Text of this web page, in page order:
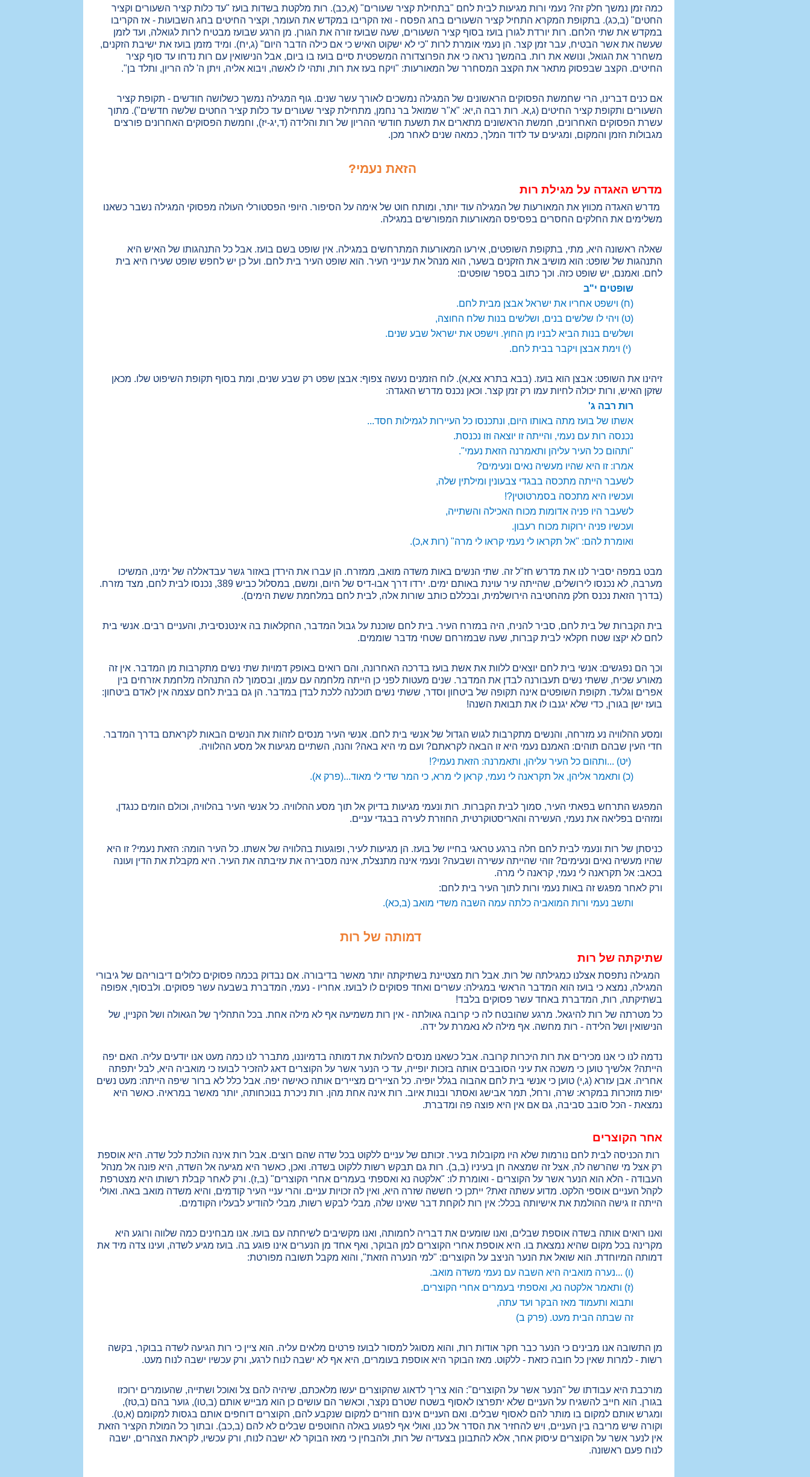
כמה זמן נמשך חלק זה? נעמי ורות מגיעות לבית לחם "בתחילת קציר שעורים" (א,כב). רות מלקטת בשדות בועז "עד כלות קציר השעורים וקציר
החטים" (ב,כג). בתקופת המקרא התחיל קציר השעורים בחג הפסח - ואז הקריבו במקדש את העומר, וקציר החיטים בחג השבועות - אז הקריבו
במקדש את שתי הלחם. רות יורדת לגורן בועז בסוף קציר השעורים, שעה שבועז זורה את הגורן. מן הרגע שבועז מבטיח לרות לגואלה, ועד לזמן
שעשה את אשר הבטיח, עבר זמן קצר. הן נעמי אומרת לרות "כי לא ישקוט האיש כי אם כילה הדבר היום" (ג,יח). ומיד מזמן בועז את ישיבת הזקנים,
משחרר את הגואל, ונושא את רות. בהמשך נראה כי את הפרוצדורה המשפטית סיים בועז בו ביום, אבל הנישואין עם רות נדחו עד סוף קציר
החיטים. הקצב שבפסוק מתאר את הקצב המסחרר של המאורעות: "ויקח בעז את רות, ותהי לו לאשה, ויבוא אליה, ויתן ה' לה הריון, ותלד בן".
אם כנים דברינו, הרי שחמשת הפסוקים הראשונים של המגילה נמשכים לאורך עשר שנים. גוף המגילה נמשך כשלושה חודשים - תקופת קציר
השעורים ותקופת קציר החיטים (ג,א. רות רבה ה,יא: "א"ר שמואל בר נחמן, מתחילת קציר שעורים עד כלות קציר החטים שלשה חדשים"). מתוך
עשרת הפסוקים האחרונים, חמשת הראשונים מתארים את תשעת חודשי ההריון של רות והלידה (ד,יג-יז), וחמשת הפסוקים האחרונים פורצים
מגבולות הזמן והמקום, ומגיעים עד לדוד המלך, כמאה שנים לאחר מכן.
הזאת נעמי?
מדרש האגדה על מגילת רות
מדרש האגדה מכווץ את המאורעות של המגילה עוד יותר, ומותח חוט של אימה על הסיפור. היופי הפסטורלי העולה מפסוקי המגילה נשבר כשאנו
משלימים את החלקים החסרים בפסיפס המאורעות המפורשים במגילה.
שאלה ראשונה היא, מתי, בתקופת השופטים, אירעו המאורעות המתרחשים במגילה. אין שופט בשם בועז. אבל כל התנהגותו של האיש היא
התנהגות של שופט: הוא מושיב את הזקנים בשער, הוא מנהל את ענייני העיר. הוא שופט העיר בית לחם. ועל כן יש לחפש שופט שעירו היא בית
לחם. ואמנם, יש שופט כזה. וכך כתוב בספר שופטים:
שופטים י"ב
(ח) וישפט אחריו את ישראל אבצן מבית לחם.
(ט) ויהי לו שלשים בנים, ושלשים בנות שלח החוצה,
ושלשים בנות הביא לבניו מן החוץ. וישפט את ישראל שבע שנים.
(י) וימת אבצן ויקבר בבית לחם.
זיהינו את השופט: אבצן הוא בועז. (בבא בתרא צא,א). לוח הזמנים נעשה צפוף: אבצן שפט רק שבע שנים, ומת בסוף תקופת השיפוט שלו. מכאן
שזקן האיש, ורות יכולה לחיות עמו רק זמן קצר. וכאן נכנס מדרש האגדה:
רות רבה ג'
אשתו של בועז מתה באותו היום, ונתכנסו כל העיירות לגמילות חסד...
נכנסה רות עם נעמי, והייתה זו יוצאה וזו נכנסת.
"ותהום כל העיר עליהן ותאמרנה הזאת נעמי".
אמרו: זו היא שהיו מעשיה נאים ונעימים?
לשעבר הייתה מתכסה בבגדי צבעונין ומילתין שלה,
ועכשיו היא מתכסה בסמרטוטין?!
לשעבר היו פניה אדומות מכוח האכילה והשתייה,
ועכשיו פניה ירוקות מכוח רעבון.
ואומרת להם: "אל תקראו לי נעמי קראו לי מרה" (רות א,כ).
מבט במפה יסביר לנו את מדרש חז"ל זה. שתי הנשים באות משדה מואב, ממזרח. הן עברו את הירדן באזור גשר עבדאללה של ימינו, המשיכו
מערבה, לא נכנסו לירושלים, שהייתה עיר עוינת באותם ימים. ירדו דרך אבו-דיס של היום, ומשם, במסלול כביש 389, נכנסו לבית לחם, מצד מזרח.
(בדרך הזאת נכנס חלק מהחטיבה הירושלמית, ובכללם כותב שורות אלה, לבית לחם במלחמת ששת הימים).
בית הקברות של בית לחם, סביר להניח, היה במזרח העיר. בית לחם שוכנת על גבול המדבר, החקלאות בה אינטנסיבית, והעניים רבים. אנשי בית
לחם לא יקצו שטח חקלאי לבית קברות, שעה שבמזרחם שטחי מדבר שוממים.
וכך הם נפגשים: אנשי בית לחם יוצאים ללוות את אשת בועז בדרכה האחרונה, והם רואים באופק דמויות שתי נשים מתקרבות מן המדבר. אין זה
מאורע שכיח, ששתי נשים תעבורנה לבדן את המדבר. שנים מעטות לפני כן הייתה מלחמה עם עמון, ובסמוך לה התנהלה מלחמת אזרחים בין
אפרים וגלעד. תקופת השופטים אינה תקופה של ביטחון וסדר, ששתי נשים תוכלנה ללכת לבדן במדבר. הן גם בבית לחם עצמה אין לאדם ביטחון:
בועז ישן בגורן, כדי שלא יגנבו לו את תבואת השנה!
ומסע ההלוויה נע מזרחה, והנשים מתקרבות לגוש הגדול של אנשי בית לחם. אנשי העיר מנסים לזהות את הנשים הבאות לקראתם בדרך המדבר.
חדי העין שבהם תוהים: האמנם נעמי היא זו הבאה לקראתם? ועם מי היא באה? והנה, השתיים מגיעות אל מסע ההלוויה.
(יט) ...ותהום כל העיר עליהן, ותאמרנה: הזאת נעמי?!
(כ) ותאמר אליהן, אל תקראנה לי נעמי, קראן לי מרא, כי המר שדי לי מאוד...(פרק א).
המפגש התרחש בפאתי העיר, סמוך לבית הקברות. רות ונעמי מגיעות בדיוק אל תוך מסע ההלוויה. כל אנשי העיר בהלוויה, וכולם הומים כנגדן,
ומזהים בפליאה את נעמי, העשירה והאריסטוקרטית, החוזרת לעירה בבגדי עניים.
כניסתן של רות ונעמי לבית לחם חלה ברגע טראגי בחייו של בועז. הן מגיעות לעיר, ופוגעות בהלוויה של אשתו. כל העיר הומה: הזאת נעמי? זו היא
שהיו מעשיה נאים ונעימים? זוהי שהייתה עשירה ושבעה? ונעמי אינה מתנצלת, אינה מסבירה את עזיבתה את העיר. היא מקבלת את הדין ועונה
בכאב: אל תקראנה לי נעמי, קראנה לי מרה.
ורק לאחר מפגש זה באות נעמי ורות לתוך העיר בית לחם:
ותשב נעמי ורות המואביה כלתה עמה השבה משדי מואב (ב,כא).
דמותה של רות
שתיקתה של רות
המגילה נתפסת אצלנו כמגילתה של רות. אבל רות מצטיינת בשתיקתה יותר מאשר בדיבורה. אם נבדוק בכמה פסוקים כלולים דיבוריהם של גיבורי
המגילה, נמצא כי בועז הוא המדבר הראשי במגילה: עשרים ואחד פסוקים לו לבועז. אחריו - נעמי, המדברת בשבעה עשר פסוקים. ולבסוף, אפופה
בשתיקתה, רות, המדברת באחד עשר פסוקים בלבד!
כל מטרתה של רות להיגאל. מרגע שהובטח לה כי קרובה גאולתה - אין רות משמיעה אף לא מילה אחת. בכל התהליך של הגאולה ושל הקניין, של
הנישואין ושל הלידה - רות מחשה. אף מילה לא נאמרת על ידה.
נדמה לנו כי אנו מכירים את רות היכרות קרובה. אבל כשאנו מנסים להעלות את דמותה בדמיוננו, מתברר לנו כמה מעט אנו יודעים עליה. האם יפה
הייתה? אלשיך טוען כי משכה את עיני הסובבים אותה בזכות יופייה, עד כי הנער אשר על הקוצרים דאג להזכיר לבועז כי מואביה היא, לבל יתפתה
אחריה. אבן עזרא (ג,י) טוען כי אנשי בית לחם אהבוה בגלל יופיה. כל הציירים מציירים אותה כאישה יפה. אבל כלל לא ברור שיפה הייתה: מעט נשים
יפות מוזכרות במקרא: שרה, ורחל, תמר אבישג ואסתר ובנות איוב. רות אינה אחת מהן. רות ניכרת בנוכחותה, יותר מאשר במראיה. כאשר היא
נמצאת - הכל סובב סביבה, גם אם אין היא פוצה פה ומדברת.
אחר הקוצרים
רות הכניסה לבית לחם נורמות שלא היו מקובלות בעיר. זכותם של עניים ללקוט בכל שדה שהם רוצים. אבל רות אינה הולכת לכל שדה. היא אוספת
רק אצל מי שהרשה לה, אצל זה שמצאה חן בעיניו (ב,ב). רות גם תבקש רשות ללקוט בשדה. ואכן, כאשר היא מגיעה אל השדה, היא פונה אל מנהל
העבודה - הלא הוא הנער אשר על הקוצרים - ואומרת לו: "אלקטה נא ואספתי בעמרים אחרי הקוצרים" (ב,ז). ורק לאחר קבלת רשותו היא מצטרפת
לקהל העניים אוספי הלקט. מדוע עשתה זאת? ייתכן כי חששה שזרה היא, ואין לה זכויות עניים. והרי עניי העיר קודמים, והיא משדה מואב באה. ואולי
הייתה זו גישה ההולמת את אישיותה בכלל: אין רות לוקחת דבר שאינו שלה, מבלי לבקש רשות, מבלי להודיע לבעליו הקודמים.
ואנו רואים אותה בשדה אוספת שבלים, ואנו שומעים את דבריה לחמותה, ואנו מקשיבים לשיחתה עם בועז. אנו מבחינים כמה שלווה ורוגע היא
מקרינה בכל מקום שהיא נמצאת בו. היא אוספת אחרי הקוצרים למן הבוקר, ואף אחד מן הנערים אינו פוגע בה. בועז מגיע לשדה, ועינו צדה מיד את
דמותה המיוחדת. הוא שואל את הנער הניצב על הקוצרים: "למי הנערה הזאת", והוא מקבל תשובה מפורטת:
(ו) ...נערה מואביה היא השבה עם נעמי משדה מואב.
(ז) ותאמר אלקטה נא, ואספתי בעמרים אחרי הקוצרים.
ותבוא ותעמוד מאז הבקר ועד עתה,
זה שבתה הבית מעט. (פרק ב)
מן התשובה אנו מבינים כי הנער כבר חקר אודות רות, והוא מסוגל למסור לבועז פרטים מלאים עליה. הוא ציין כי רות הגיעה לשדה בבוקר, בקשה
רשות - למרות שאין כל חובה כזאת - ללקוט. מאז הבוקר היא אוספת בעומרים, היא אף לא ישבה לנוח לרגע, ורק עכשיו ישבה לנוח מעט.
מורכבת היא עבודתו של "הנער אשר על הקוצרים": הוא צריך לדאוג שהקוצרים יעשו מלאכתם, שיהיה להם צל ואוכל ושתייה, שהעומרים ירוכזו
בגורן. הוא חייב להשגיח על העניים שלא יתפרצו לאסוף בשטח שטרם נקצר, וכאשר הם עושים כן הוא מבייש אותם (ב,טו), גוער בהם (ב,טז),
ומגרש אותם למקום בו מותר להם לאסוף שבלים. ואם העניים אינם חוזרים למקום שנקבע להם, הקוצרים דוחפים אותם בגסות למקומם (א,ט).
וקורה שיש מריבה בין העניים, ויש להחזיר את הסדר אל כנו, ואולי אף לפגוע באלה החוטפים שבלים לא להם (ב,כב). ובתוך כל המולת הקציר הזאת
אין לנער אשר על הקוצרים עיסוק אחר, אלא להתבונן בצעדיה של רות, ולהבחין כי מאז הבוקר לא ישבה לנוח, ורק עכשיו, לקראת הצהרים, ישבה
לנוח פעם ראשונה.